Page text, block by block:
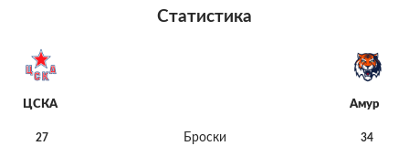
Статистика
ЦСКА Амур
27
Броски
34